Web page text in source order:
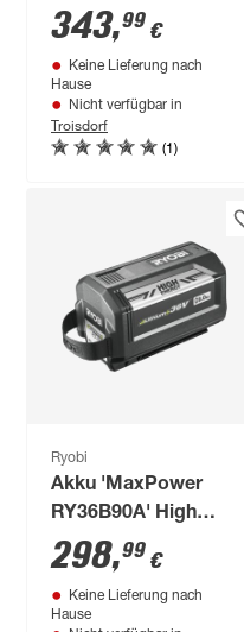
4 Ah 40 V
343,99 €
Keine Lieferung nach
Hause
Nicht verfügbar in
Troisdorf
(1)
Ryobi
Akku 'MaxPower
RY36B90A' High
Energy 36 V 9,0 Ah
298,99 €
Keine Lieferung nach
Hause